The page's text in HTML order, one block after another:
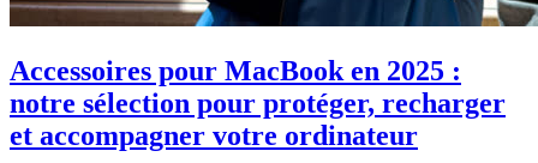
Accessoires pour MacBook en 2025 :
notre sélection pour protéger, recharger
et accompagner votre ordinateur